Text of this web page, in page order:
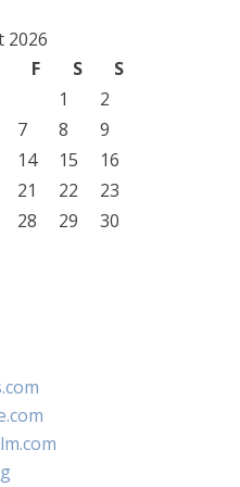
2026
F S
S
1
2
7 8
9
14 15
16
21 22
23
28 29
30